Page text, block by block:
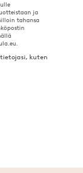
ja
tahansa
kuten